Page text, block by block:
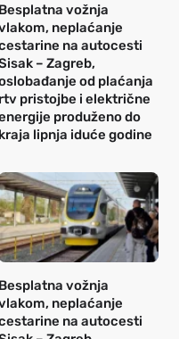
Besplatna vožnja
neplaćanje
na autocesti
– Zagreb,
od plaćanja
rtv pristojbe i električne
produženo do
kraja lipnja iduće godine
Besplatna vožnja
neplaćanje
na autocesti